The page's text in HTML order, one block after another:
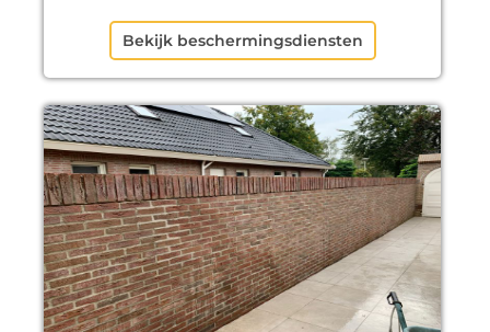
Bekijk beschermingsdiensten